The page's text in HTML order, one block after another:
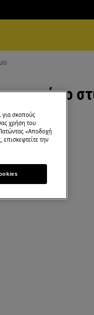
κατά το
για σκοπούς
χρήση του
«Αποδοχή
την